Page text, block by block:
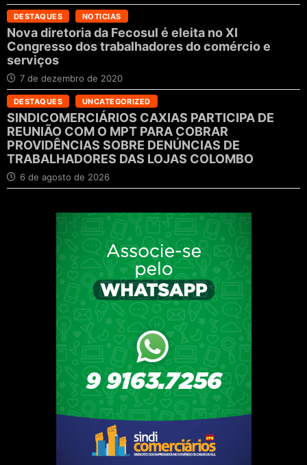
DESTAQUES NOTICIAS
Nova diretoria da Fecosul é eleita no XI
Congresso dos trabalhadores do comércio e
serviços
7 de dezembro de 2020
DESTAQUES UNCATEGORIZED
SINDICOMERCIÁRIOS CAXIAS PARTICIPA DE
REUNIÃO COM O MPT PARA COBRAR
PROVIDÊNCIAS SOBRE DENÚNCIAS DE
TRABALHADORES DAS LOJAS COLOMBO
6 de agosto de 2026